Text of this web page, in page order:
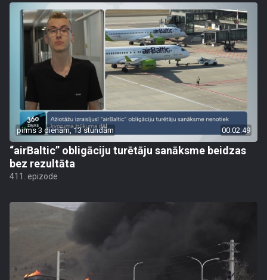
pirms 3 dienām, 13 stundām 00:02:49
“airBaltic” obligāciju turētāju sanāksme beidzas
bez rezultāta
411. epizode